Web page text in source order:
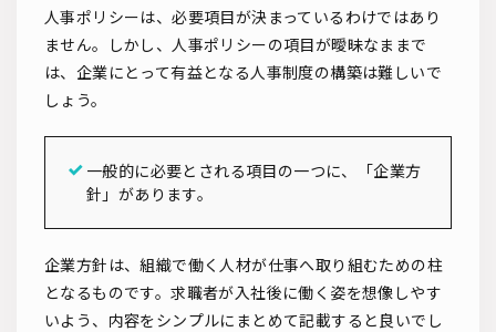
人事ポリシーは、必要項目が決まっているわけではあり
ません。しかし、人事ポリシーの項目が曖昧なままで
は、企業にとって有益となる人事制度の構築は難しいで
しょう。
一般的に必要とされる項目の一つに、「企業方
針」があります。
企業方針は、組織で働く人材が仕事へ取り組むための柱
となるものです。求職者が入社後に働く姿を想像しやす
いよう、内容をシンプルにまとめて記載すると良いでし